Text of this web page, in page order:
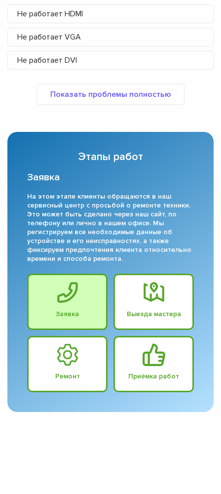
Не работает HDMI
Не работает VGA
Не работает DVI
Этапы работ
Заявка
На этом этапе клиенты обращаются в наш
сервисный центр с просьбой о ремонте техники.
Это может быть сделано через наш сайт, по
телефону или лично в нашем офисе. Мы
регистрируем все необходимые данные об
устройстве и его неисправностях, а также
фиксируем предпочтения клиента относительно
времени и способа ремонта.
Заявка Выезда мастера
Ремонт Приёмка работ